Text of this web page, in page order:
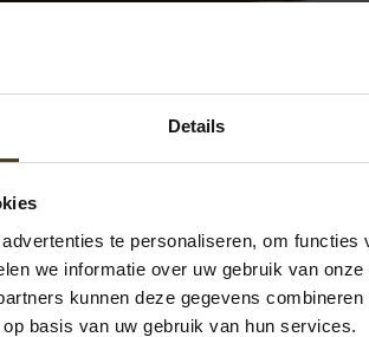
Details
te personaliseren, om functies
we informatie over uw gebruik van
kunnen deze gegevens
basis van uw gebruik van hun services.
advies, en het plaatsen is
En we hopen dat we veel plezier van